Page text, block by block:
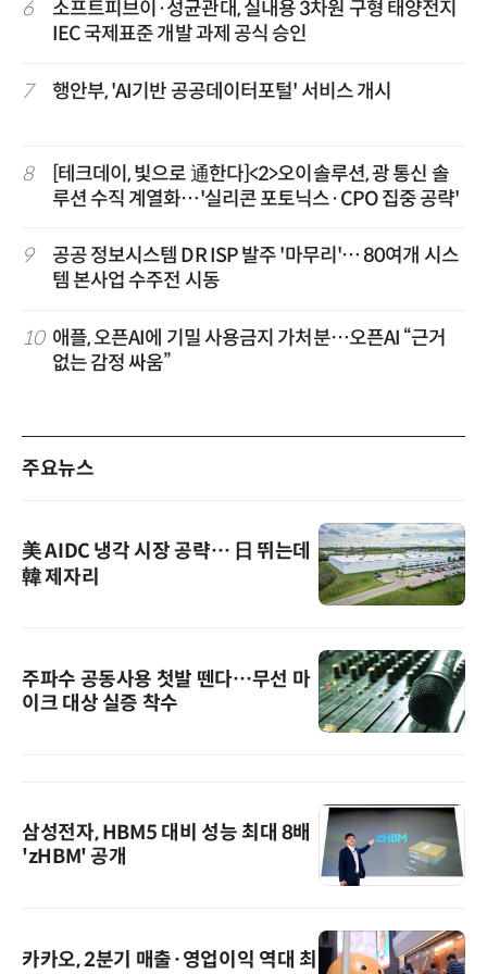
6
소프트피브이·성균관대, 실내용 3차원 구형 태양전지
IEC 국제표준 개발 과제 공식 승인
7 행안부, 'AI기반 공공데이터포털' 서비스 개시
8
[테크데이, 빛으로 通한다]<2>오이솔루션, 광 통신 솔
루션 수직 계열화…'실리콘 포토닉스·CPO 집중 공략'
9
공공 정보시스템 DR ISP 발주 '마무리'… 80여개 시스
템 본사업 수주전 시동
10 애플, 오픈AI에 기밀 사용금지 가처분…오픈AI “근거
없는 감정 싸움”
주요뉴스
美 AIDC 냉각 시장 공략… 日 뛰는데
韓 제자리
주파수 공동사용 첫발 뗀다…무선 마
이크 대상 실증 착수
삼성전자, HBM5 대비 성능 최대 8배
'zHBM' 공개
카카오, 2분기 매출·영업이익 역대 최